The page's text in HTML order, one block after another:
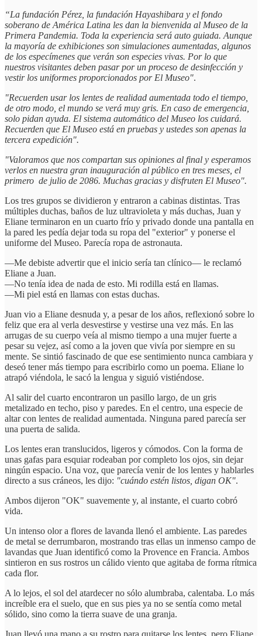
“La fundación Pérez, la fundación Hayashibara y el fondo
soberano de América Latina les dan la bienvenida al Museo de la
Primera Pandemia. Toda la experiencia será auto guiada. Aunque
la mayoría de exhibiciones son simulaciones aumentadas, algunos
de los especímenes que verán son especies vivas. Por lo que
nuestros visitantes deben pasar por un proceso de desinfección y
vestir los uniformes proporcionados por El Museo".
"Recuerden usar los lentes de realidad aumentada todo el tiempo,
de otro modo, el mundo se verá muy gris. En caso de emergencia,
solo pidan ayuda. El sistema automático del Museo los cuidará.
Recuerden que El Museo está en pruebas y ustedes son apenas la
tercera expedición".
"Valoramos que nos compartan sus opiniones al final y esperamos
verlos en nuestra gran inauguración al público en tres meses, el
primero de julio de 2086. Muchas gracias y disfruten El Museo".
Los tres grupos se dividieron y entraron a cabinas distintas. Tras
múltiples duchas, baños de luz ultravioleta y más duchas, Juan y
Eliane terminaron en un cuarto frío y privado donde una pantalla en
la pared les pedía dejar toda su ropa del "exterior" y ponerse el
uniforme del Museo. Parecía ropa de astronauta.
—Me debiste advertir que el inicio sería tan clínico— le reclamó
Eliane a Juan.
—No tenía idea de nada de esto. Mi rodilla está en llamas.
—Mi piel está en llamas con estas duchas.
Juan vio a Eliane desnuda y, a pesar de los años, reflexionó sobre lo
feliz que era al verla desvestirse y vestirse una vez más. En las
arrugas de su cuerpo veía al mismo tiempo a una mujer fuerte a
pesar su vejez, así como a la joven que vivía por siempre en su
mente. Se sintió fascinado de que ese sentimiento nunca cambiara y
deseó tener más tiempo para escribirlo como un poema. Eliane lo
atrapó viéndola, le sacó la lengua y siguió vistiéndose.
Al salir del cuarto encontraron un pasillo largo, de un gris
metalizado en techo, piso y paredes. En el centro, una especie de
altar con lentes de realidad aumentada. Ninguna pared parecía ser
una puerta de salida.
Los lentes eran translucidos, ligeros y cómodos. Con la forma de
unas gafas para esquiar rodeaban por completo los ojos, sin dejar
ningún espacio. Una voz, que parecía venir de los lentes y hablarles
directo a sus cráneos, les dijo: "cuándo estén listos, digan OK".
Ambos dijeron "OK" suavemente y, al instante, el cuarto cobró
vida.
Un intenso olor a flores de lavanda llenó el ambiente. Las paredes
de metal se derrumbaron, mostrando tras ellas un inmenso campo de
lavandas que Juan identificó como la Provence en Francia. Ambos
sintieron en sus rostros un cálido viento que agitaba de forma rítmica
cada flor.
A lo lejos, el sol del atardecer no sólo alumbraba, calentaba. Lo más
increíble era el suelo, que en sus pies ya no se sentía como metal
sólido, sino como la tierra suave de una granja.
Juan llevó una mano a su rostro para quitarse los lentes, pero Eliane